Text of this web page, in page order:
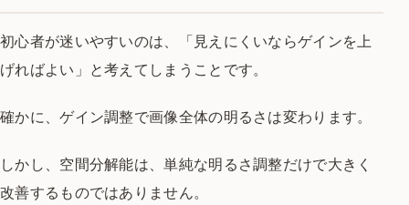
初心者が迷いやすいのは、「見えにくいならゲインを上
げればよい」と考えてしまうことです。
確かに、ゲイン調整で画像全体の明るさは変わります。
しかし、空間分解能は、単純な明るさ調整だけで大きく
改善するものではありません。